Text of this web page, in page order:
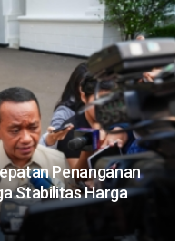
Penanganan
Stabilitas Harga